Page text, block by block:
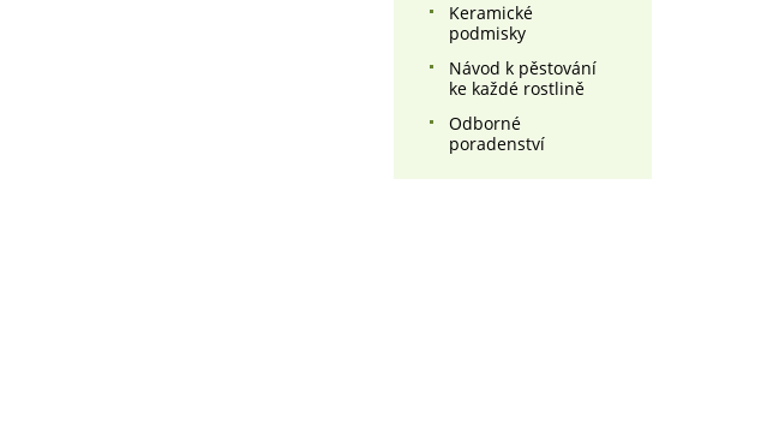
Keramické
podmisky
Návod k pěstování
ke každé rostlině
Odborné
poradenství